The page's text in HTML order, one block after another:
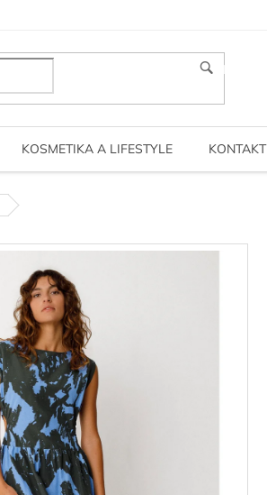
HLEDAT
KOSMETIKA A LIFESTYLE KONTAKT